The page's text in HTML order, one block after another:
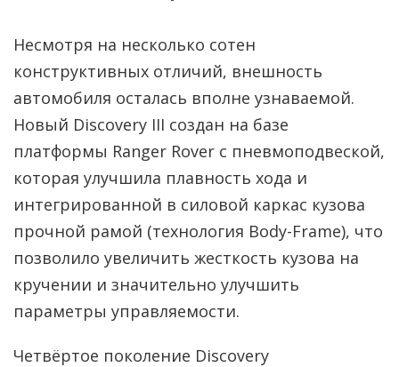
Несмотря на несколько сотен
конструктивных отличий, внешность
автомобиля осталась вполне узнаваемой.
Новый Discovery III создан на базе
платформы Ranger Rover с пневмоподвеской,
которая улучшила плавность хода и
интегрированной в силовой каркас кузова
прочной рамой (технология Body-Frame), что
позволило увеличить жесткость кузова на
кручении и значительно улучшить
параметры управляемости.
Четвёртое поколение Discovery